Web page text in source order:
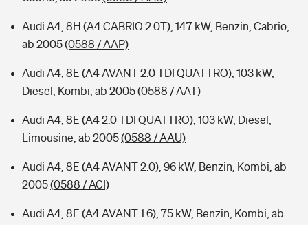
Audi A4, 8H (A4 CABRIO 2.0T), 147 kW, Benzin, Cabrio,
ab 2005(0588 / AAP)
Audi A4, 8E (A4 AVANT 2.0 TDI QUATTRO), 103 kW,
Diesel, Kombi, ab 2005(0588 / AAT)
Audi A4, 8E (A4 2.0 TDI QUATTRO), 103 kW, Diesel,
Limousine, ab 2005(0588 / AAU)
Audi A4, 8E (A4 AVANT 2.0), 96 kW, Benzin, Kombi, ab
2005(0588 / ACI)
Audi A4, 8E (A4 AVANT 1.6), 75 kW, Benzin, Kombi, ab